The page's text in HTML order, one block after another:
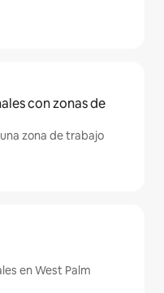
con zonas de
zona de trabajo
en West Palm